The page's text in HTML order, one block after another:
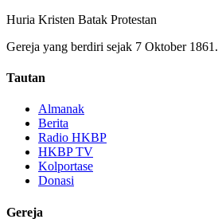
Huria Kristen Batak Protestan
Gereja yang berdiri sejak 7 Oktober 1861.
Tautan
Almanak
Berita
Radio HKBP
HKBP TV
Kolportase
Donasi
Gereja